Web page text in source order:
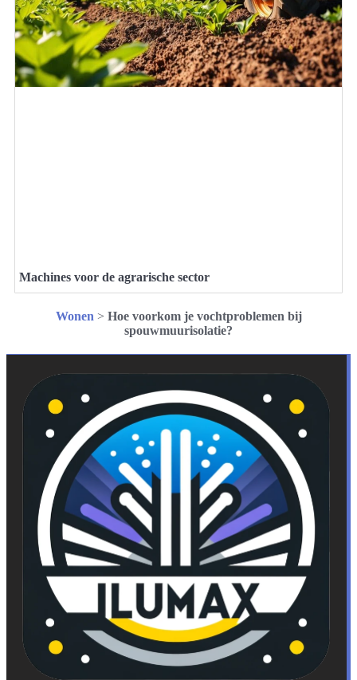
Machines voor de agrarische sector
Wonen > Hoe voorkom je vochtproblemen bij
spouwmuurisolatie?